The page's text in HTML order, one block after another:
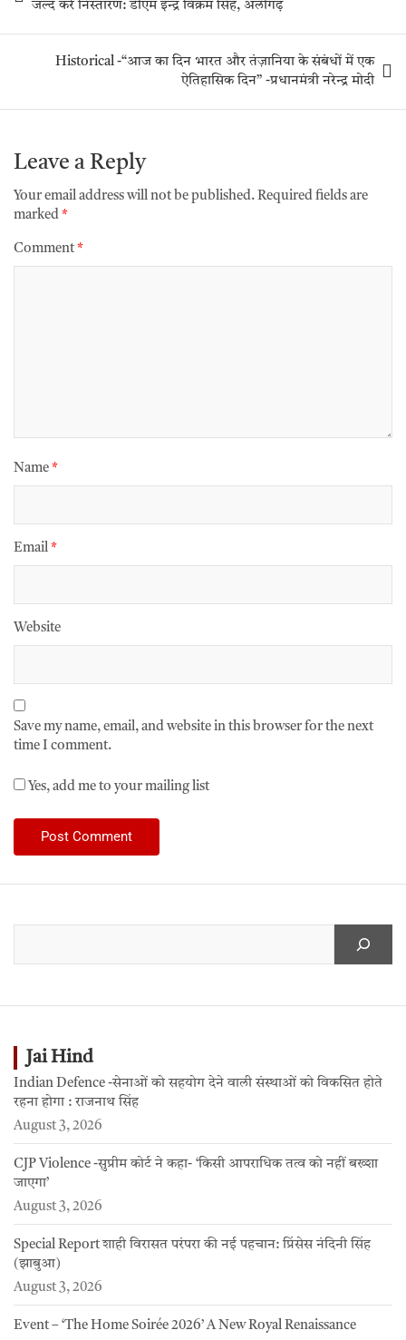
जल्द करें निस्तारण: डीएम इन्द्र विक्रम सिंह, अलीगढ़
Historical -“आज का दिन भारत और तंज़ानिया के संबंधों में एक
ऐतिहासिक दिन” -प्रधानमंत्री नरेन्द्र मोदी
Leave a Reply
Your email address will not be published. Required fields are
marked *
Comment *
Name *
Email *
Website
Save my name, email, and website in this browser for the next
time I comment.
Yes, add me to your mailing list
Jai Hind
Indian Defence -सेनाओं को सहयोग देने वाली संस्थाओं को विकसित होते
रहना होगा : राजनाथ सिंह
August 3, 2026
CJP Violence -सुप्रीम कोर्ट ने कहा- ‘किसी आपराधिक तत्व को नहीं बख्शा
जाएगा’
August 3, 2026
Special Report शाही विरासत परंपरा की नई पहचान: प्रिंसेस नंदिनी सिंह
(झाबुआ)
August 3, 2026
Event – ‘The Home Soirée 2026’ A New Royal Renaissance